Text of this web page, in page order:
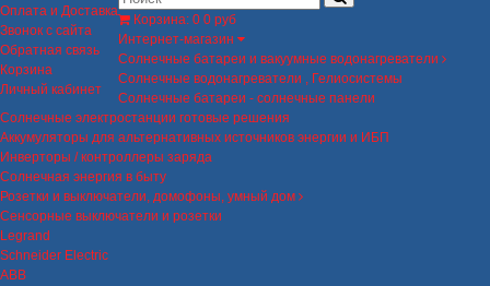
Оплата и Доставка
Звонок с сайта
Обратная связь
Корзина
Личный кабинет
Корзина: 0 0 руб
Интернет-магазин
Солнечные батареи и вакуумные водонагреватели
Солнечные водонагреватели , Гелиосистемы
Солнечные батареи - солнечные панели
Солнечные электростанции готовые решения
Аккумуляторы для альтернативных источников энергии и ИБП
Инверторы / контроллеры заряда
Солнечная энергия в быту
Розетки и выключатели, домофоны, умный дом
Сенсорные выключатели и розетки
Legrand
Schneider Electric
ABB